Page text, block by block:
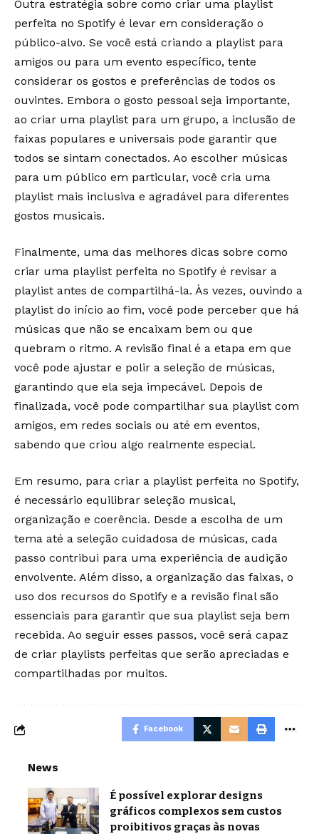
Outra estratégia sobre como criar uma playlist
perfeita no Spotify é levar em consideração o
público-alvo. Se você está criando a playlist para
amigos ou para um evento específico, tente
considerar os gostos e preferências de todos os
ouvintes. Embora o gosto pessoal seja importante,
ao criar uma playlist para um grupo, a inclusão de
faixas populares e universais pode garantir que
todos se sintam conectados. Ao escolher músicas
para um público em particular, você cria uma
playlist mais inclusiva e agradável para diferentes
gostos musicais.
Finalmente, uma das melhores dicas sobre como
criar uma playlist perfeita no Spotify é revisar a
playlist antes de compartilhá-la. Às vezes, ouvindo a
playlist do início ao fim, você pode perceber que há
músicas que não se encaixam bem ou que
quebram o ritmo. A revisão final é a etapa em que
você pode ajustar e polir a seleção de músicas,
garantindo que ela seja impecável. Depois de
finalizada, você pode compartilhar sua playlist com
amigos, em redes sociais ou até em eventos,
sabendo que criou algo realmente especial.
Em resumo, para criar a playlist perfeita no Spotify,
é necessário equilibrar seleção musical,
organização e coerência. Desde a escolha de um
tema até a seleção cuidadosa de músicas, cada
passo contribui para uma experiência de audição
envolvente. Além disso, a organização das faixas, o
uso dos recursos do Spotify e a revisão final são
essenciais para garantir que sua playlist seja bem
recebida. Ao seguir esses passos, você será capaz
de criar playlists perfeitas que serão apreciadas e
compartilhadas por muitos.
Facebook
News
É possível explorar designs
gráficos complexos sem custos
proibitivos graças às novas